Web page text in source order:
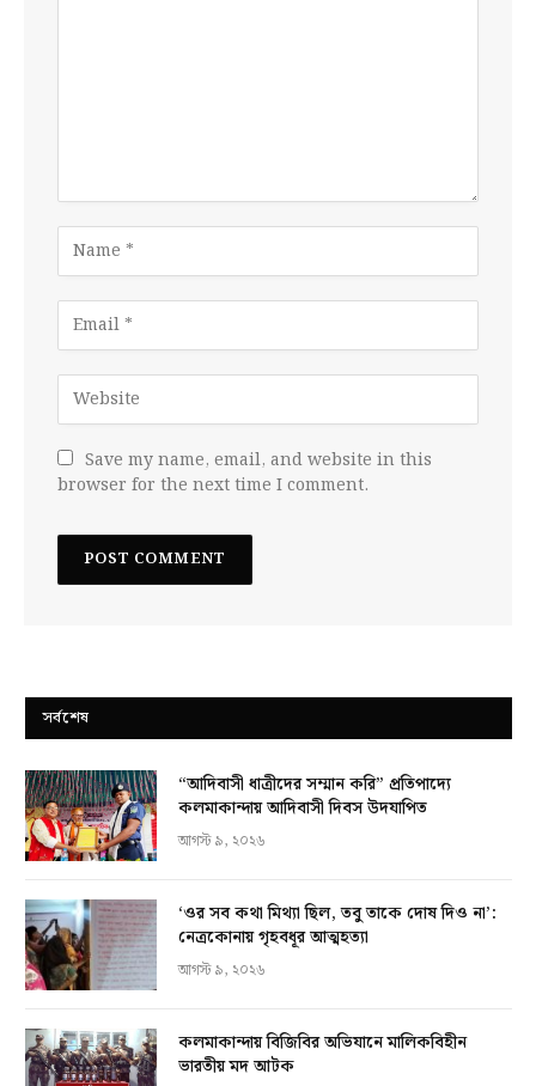
Save my name, email, and website in this
browser for the next time I comment.
সর্বশেষ
“আদিবাসী ধাত্রীদের সম্মান করি” প্রতিপাদ্যে
কলমাকান্দায় আদিবাসী দিবস উদযাপিত
আগস্ট ৯, ২০২৬
‘ওর সব কথা মিথ্যা ছিল, তবু তাকে দোষ দিও না’:
নেত্রকোনায় গৃহবধূর আত্মহত্যা
আগস্ট ৯, ২০২৬
কলমাকান্দায় বিজিবির অভিযানে মালিকবিহীন
ভারতীয় মদ আটক